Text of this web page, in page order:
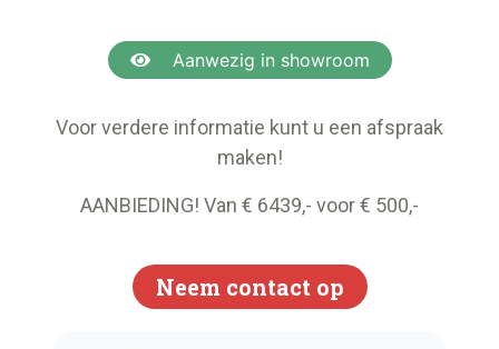
Aanwezig in showroom
Voor verdere informatie kunt u een afspraak
maken!
AANBIEDING! Van € 6439,- voor € 500,-
Neem contact op